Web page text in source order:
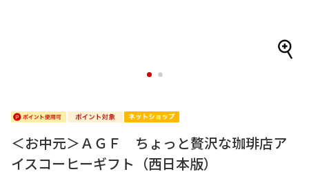
1 2
＜お中元＞ＡＧＦ ちょっと贅沢な珈琲店ア
イスコーヒーギフト（西日本版）